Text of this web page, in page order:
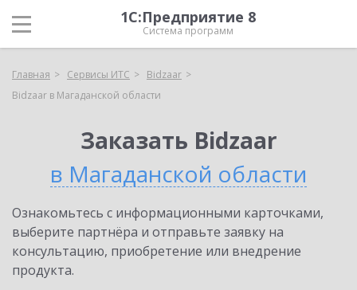
1С:Предприятие 8
Система программ
Главная Сервисы ИТС
Bidzaar
Bidzaar в Магаданской области
Заказать Bidzaar
в Магаданской области
Ознакомьтесь с информационными карточками,
выберите партнёра и отправьте заявку на
консультацию, приобретение или внедрение
продукта.